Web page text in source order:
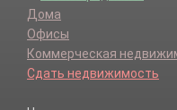
Дома
Офисы
Коммерческая
Сдать недвижимость